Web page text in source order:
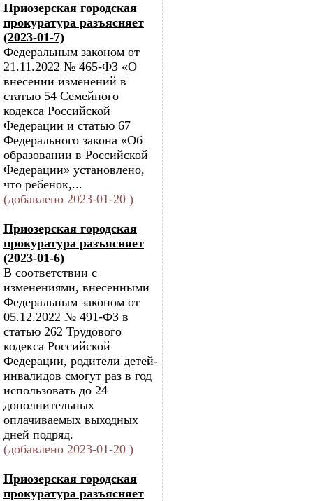
Приозерская городская
прокуратура разъясняет
(2023-01-7)
Федеральным законом от
21.11.2022 № 465-ФЗ «О
внесении изменений в
статью 54 Семейного
кодекса Российской
Федерации и статью 67
Федерального закона «Об
образовании в Российской
Федерации» установлено,
что ребенок,...
(добавлено 2023-01-20 )
Приозерская городская
прокуратура разъясняет
(2023-01-6)
В соответствии с
изменениями, внесенными
Федеральным законом от
05.12.2022 № 491-ФЗ в
статью 262 Трудового
кодекса Российской
Федерации, родители детей-
инвалидов смогут раз в год
использовать до 24
дополнительных
оплачиваемых выходных
дней подряд.
(добавлено 2023-01-20 )
Приозерская городская
прокуратура разъясняет